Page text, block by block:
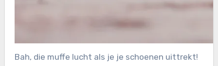
Bah, die muffe lucht als je je schoenen uittrekt!